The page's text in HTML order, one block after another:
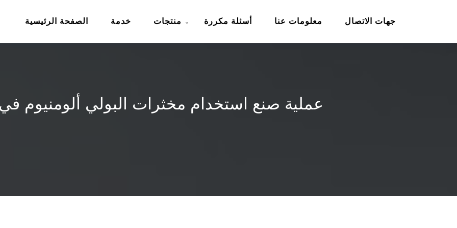
الصفحة الرئيسية خدمة منتجات أسئلة مكررة معلومات عنا جهات الاتصال
عملية صنع استخدام مخثرات البولي ألومنيوم في